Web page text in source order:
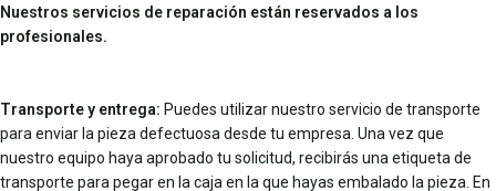
Nuestros servicios de reparación están reservados a los
profesionales.
Transporte y entrega: Puedes utilizar nuestro servicio de transporte
para enviar la pieza defectuosa desde tu empresa. Una vez que
nuestro equipo haya aprobado tu solicitud, recibirás una etiqueta de
transporte para pegar en la caja en la que hayas embalado la pieza. En